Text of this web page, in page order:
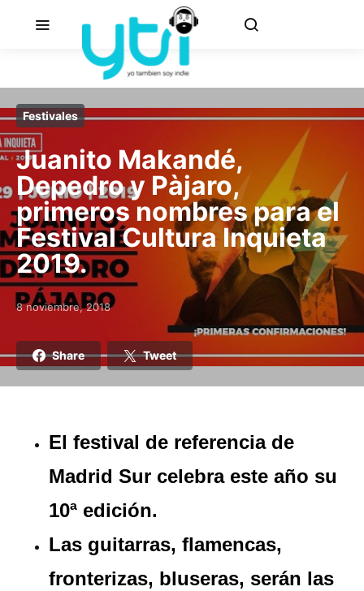
Festivales
Juanito Makandé,
Depedro y Pàjaro,
primeros nombres para el
Festival Cultura Inquieta
2019.
Posted on
8 noviembre, 2018
Share Tweet
El festival de referencia de
Madrid Sur celebra este año su
10ª edición.
Las guitarras, flamencas,
fronterizas, bluseras, serán las